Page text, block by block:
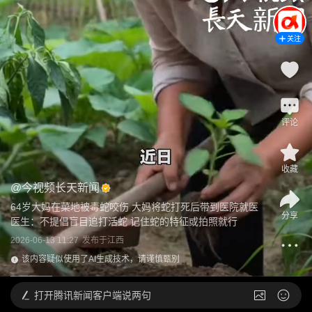
@今视频长天新闻
64岁大妈在菜地被毒蛇咬伤 大妈将蛇打死后带到医院就医
医生：不提倡盲目追打活蛇 记住蛇的特征或拍照就行
2026-06-13 11:27 发布于江西
该内容疑似使用了AI生成技术，请谨慎甄别
关注
评论
收藏
分享
打开腾讯新闻客户端说两句